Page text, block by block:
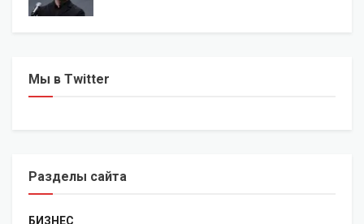
Мы в Twitter
Разделы сайта
БИЗНЕС